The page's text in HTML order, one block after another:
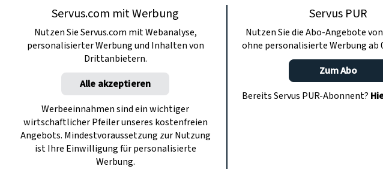
Servus.com mit Werbung
Nutzen Sie Servus.com mit Webanalyse,
personalisierter Werbung und Inhalten von
Drittanbietern.
Alle akzeptieren
Werbeeinnahmen sind ein wichtiger
wirtschaftlicher Pfeiler unseres kostenfreien
Angebots. Mindestvoraussetzung zur Nutzung
ist Ihre Einwilligung für personalisierte
Werbung.
Servus PUR
Nutzen Sie die Abo-Angebote
ohne personalisierte Werbung ab
Zum Abo
Bereits Servus PUR-Abonnent?